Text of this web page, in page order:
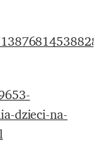
dzieci-na-